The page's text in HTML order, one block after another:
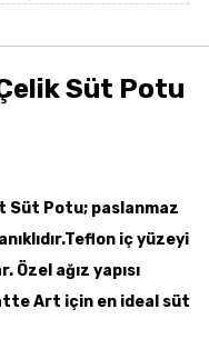
Süt Potu
Süt Potu; paslanmaz
flon iç yüzeyi
Özel ağız yapısı
Art için en ideal süt